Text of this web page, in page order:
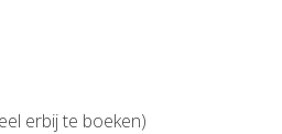
erbij te boeken)